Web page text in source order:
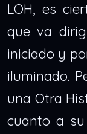
LOH, es
que va
iniciado y
iluminado.
una Otra
cuanto a